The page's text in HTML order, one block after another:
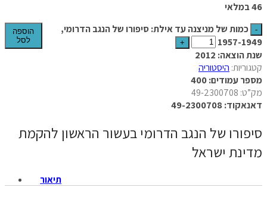
46 במלאי
כמות של מניצנה עד אילת: סיפורו של הנגב הדרומי,
1957-1949
הוספה
לסל
שנת הוצאה: 2012
קטגוריות: היסטוריה
מספר עמודים: 400
מק”ט: 49-2300708
דאנאקוד: 49-2300708
סיפורו של הנגב הדרומי בעשור הראשון להקמת
מדינת ישראל
תיאור